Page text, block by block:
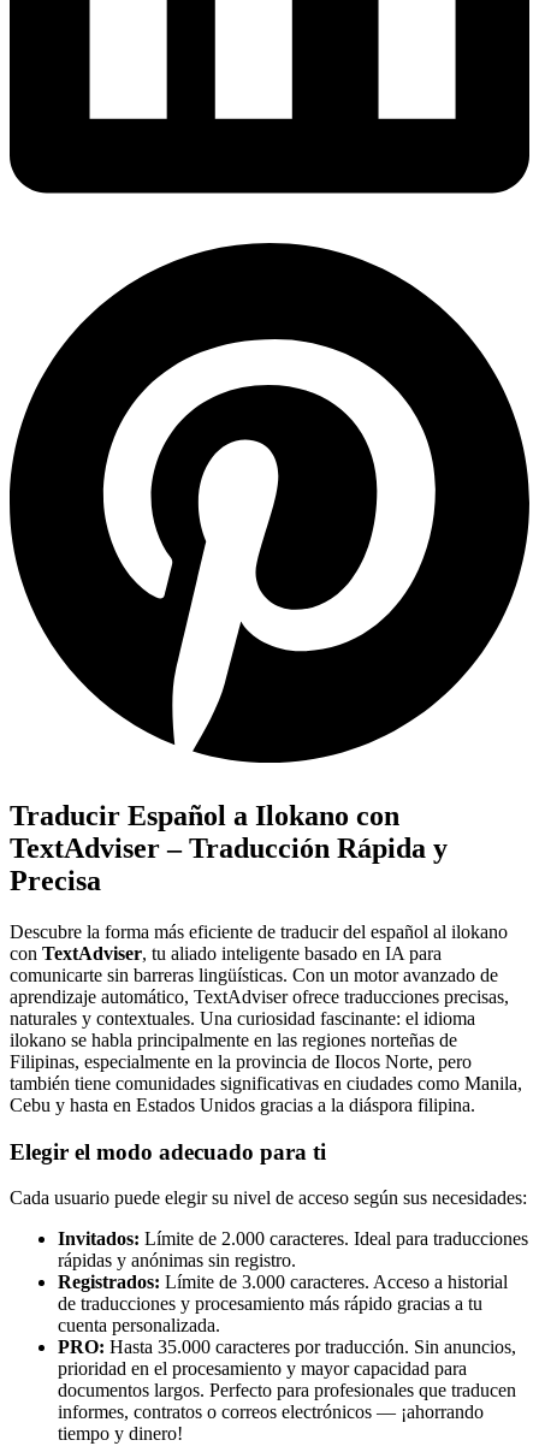
Traducir Español a Ilokano con
TextAdviser – Traducción Rápida y
Precisa
Descubre la forma más eficiente de traducir del español al ilokano
con TextAdviser, tu aliado inteligente basado en IA para
comunicarte sin barreras lingüísticas. Con un motor avanzado de
aprendizaje automático, TextAdviser ofrece traducciones precisas,
naturales y contextuales. Una curiosidad fascinante: el idioma
ilokano se habla principalmente en las regiones norteñas de
Filipinas, especialmente en la provincia de Ilocos Norte, pero
también tiene comunidades significativas en ciudades como Manila,
Cebu y hasta en Estados Unidos gracias a la diáspora filipina.
Elegir el modo adecuado para ti
Cada usuario puede elegir su nivel de acceso según sus necesidades:
Invitados: Límite de 2.000 caracteres. Ideal para traducciones
rápidas y anónimas sin registro.
Registrados: Límite de 3.000 caracteres. Acceso a historial
de traducciones y procesamiento más rápido gracias a tu
cuenta personalizada.
PRO: Hasta 35.000 caracteres por traducción. Sin anuncios,
prioridad en el procesamiento y mayor capacidad para
documentos largos. Perfecto para profesionales que traducen
informes, contratos o correos electrónicos — ¡ahorrando
tiempo y dinero!